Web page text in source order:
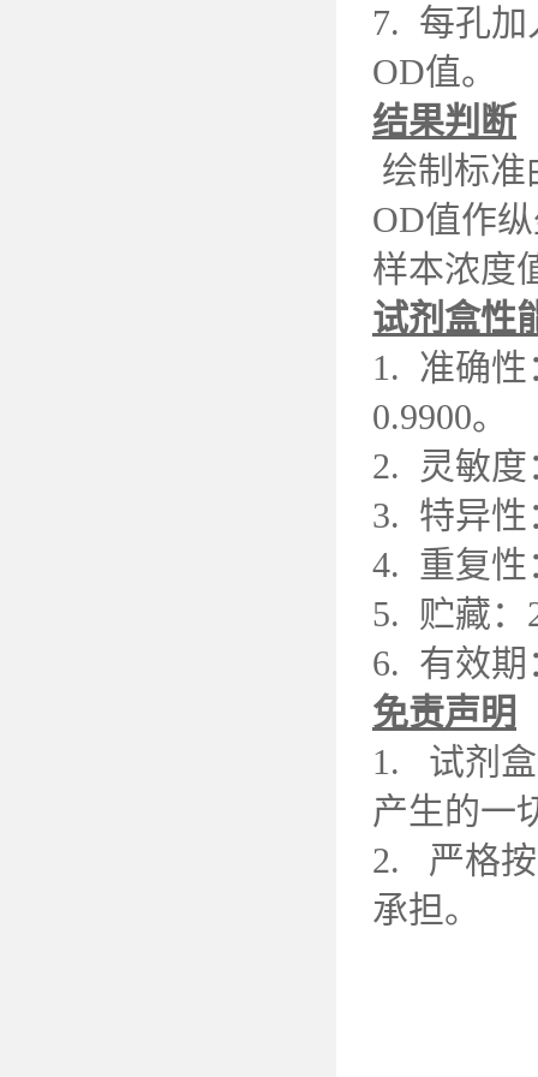
7. 每孔加
OD值。
结果判断
绘制标准
OD值作
样本浓度
试剂盒性
1. 准确性
0.9900。
2. 灵敏度
3. 特异性
4. 重复性
5. 贮藏：
6. 有效期
免责声明
1. 试剂盒
产生的一
2. 严格按
承担。